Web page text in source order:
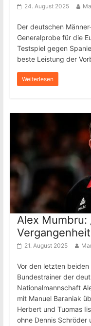
24. August 2025
Der deutschen
Generalprobe für die
Testspiel gegen
beste Leistung der
Weiterlesen
Alex Mumbru:
21. August 2025
Vor den letzten
Bundestrainer der
Nationalmannschaft
mit Manuel Baraniak
Herbert und Tuomas
ohne Dennis Schröder